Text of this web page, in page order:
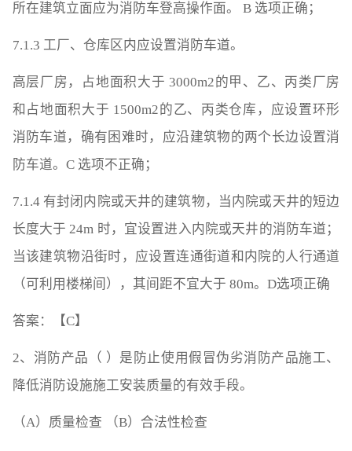
所在建筑立面应为消防车登高操作面。 B 选项正确；
7.1.3 工厂、仓库区内应设置消防车道。
高层厂房，占地面积大于 3000m2的甲、乙、丙类厂房
和占地面积大于 1500m2的乙、丙类仓库，应设置环形
消防车道，确有困难时，应沿建筑物的两个长边设置消
防车道。C 选项不正确；
7.1.4 有封闭内院或天井的建筑物，当内院或天井的短边
长度大于 24m 时，宜设置进入内院或天井的消防车道；
当该建筑物沿街时，应设置连通街道和内院的人行通道
（可利用楼梯间），其间距不宜大于 80m。D选项正确
答案：【C】
2、消防产品（ ）是防止使用假冒伪劣消防产品施工、
降低消防设施施工安装质量的有效手段。
（A）质量检查 （B）合法性检查